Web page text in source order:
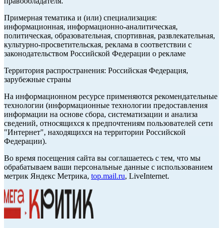
Примерная тематика и (или) специализация:
информационная, информационно-аналитическая,
политическая, образовательная, спортивная, развлекательная,
культурно-просветительская, реклама в соответствии с
законодательством Российской Федерации о рекламе
Территория распространения: Российская Федерация,
зарубежные страны
На информационном ресурсе применяются рекомендательные
технологии (информационные технологии предоставления
информации на основе сбора, систематизации и анализа
сведений, относящихся к предпочтениям пользователей сети
"Интернет", находящихся на территории Российской
Федерации).
Во время посещения сайта вы соглашаетесь с тем, что мы
обрабатываем ваши персональные данные с использованием
метрик Яндекс Метрика, top.mail.ru, LiveInternet.